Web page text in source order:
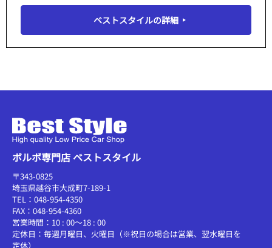
ベストスタイルの詳細
ボルボ専門店 ベストスタイル
〒343-0825
埼玉県越谷市大成町7-189-1
TEL：048-954-4350
FAX：048-954-4360
営業時間：10 : 00～18 : 00
定休日：毎週月曜日、火曜日（※祝日の場合は営業、翌水曜日を
定休）